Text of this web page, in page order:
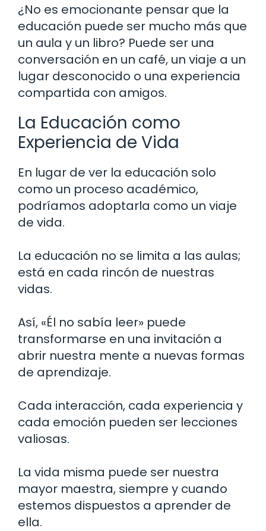
¿No es emocionante pensar que la
educación puede ser mucho más que
un aula y un libro? Puede ser una
conversación en un café, un viaje a un
lugar desconocido o una experiencia
compartida con amigos.
La Educación como
Experiencia de Vida
En lugar de ver la educación solo
como un proceso académico,
podríamos adoptarla como un viaje
de vida.
La educación no se limita a las aulas;
está en cada rincón de nuestras
vidas.
Así, «Él no sabía leer» puede
transformarse en una invitación a
abrir nuestra mente a nuevas formas
de aprendizaje.
Cada interacción, cada experiencia y
cada emoción pueden ser lecciones
valiosas.
La vida misma puede ser nuestra
mayor maestra, siempre y cuando
estemos dispuestos a aprender de
ella.